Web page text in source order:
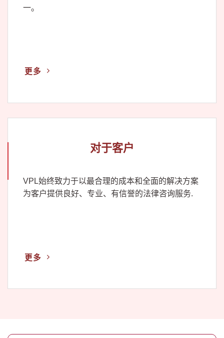
一。
更多
对于客户
VPL始终致力于以最合理的成本和全面的解决方案
为客户提供良好、专业、有信誉的法律咨询服务.
更多